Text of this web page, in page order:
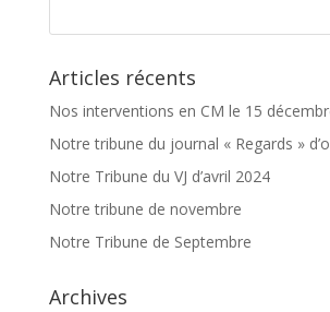
Articles récents
Nos interventions en CM le 15
Notre tribune du journal « Regards »
Notre Tribune du VJ d’avril 2024
Notre tribune de novembre
Notre Tribune de Septembre
Archives